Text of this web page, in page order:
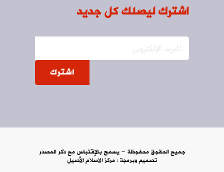
اشترك ليصلك كل جديد
اشترك
جميع الحقوق محفوظة - يسمح بالإقتباس مع ذكر المصدر
تصميم وبرمجة :مركز الاسلام الأصيل